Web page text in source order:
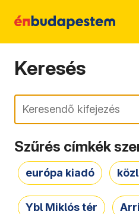
Keresés
Keresés
Szűrés címkék
európa kiadó
Ybl Miklós tér